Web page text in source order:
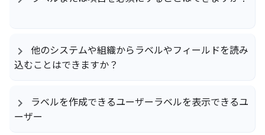
他のシステムや組織からラベルやフィールドを読み
込むことはできますか？
ラベルを作成できるユーザーラベルを表示できるユ
ーザー